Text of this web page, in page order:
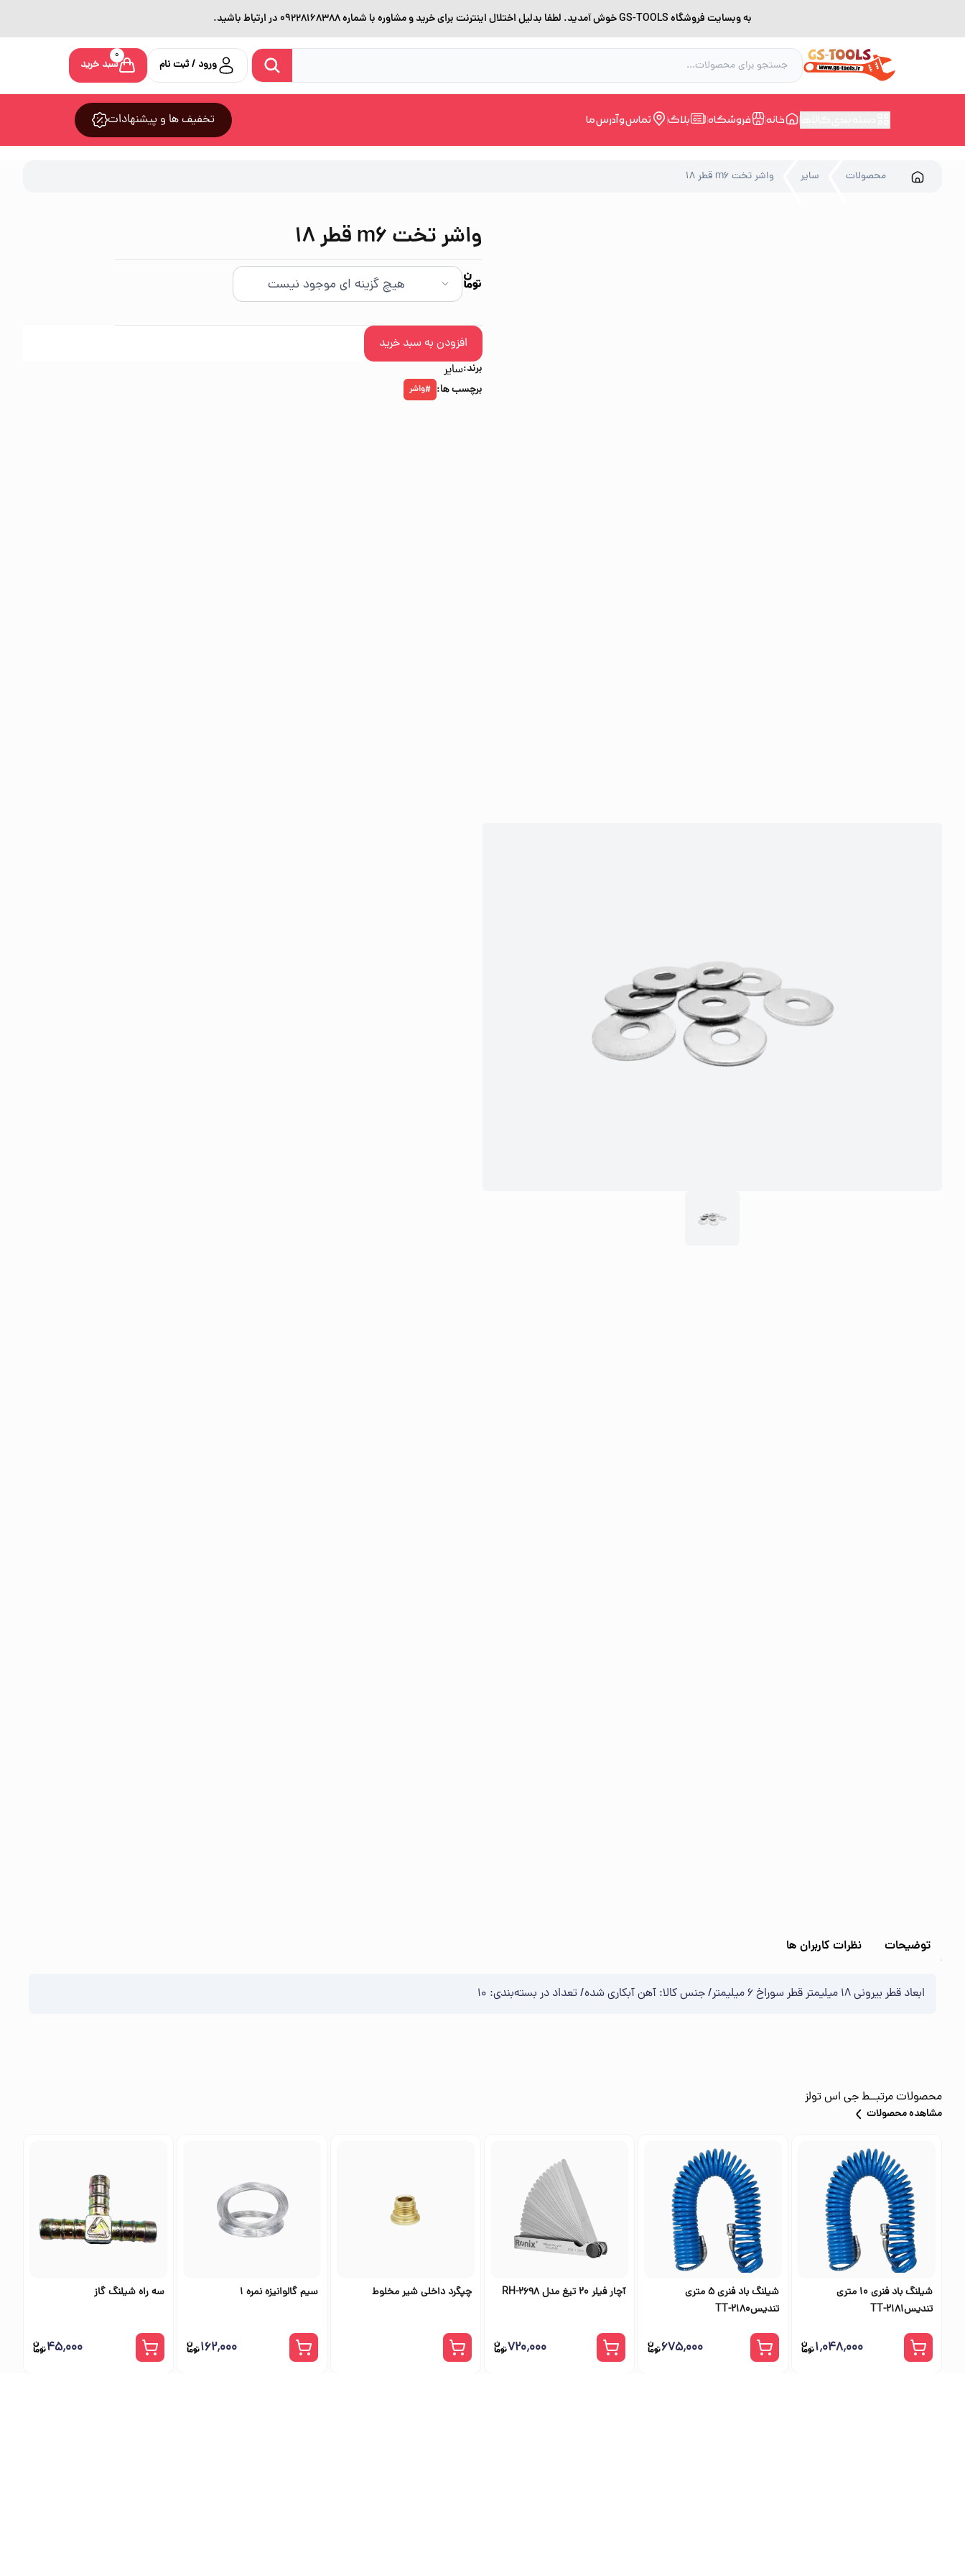
به وبسایت فروشگاه GS-TOOLS خوش آمدید. لطفا بدلیل اختلال اینترنت برای خرید و مشاوره با شماره 09228168388 در ارتباط باشید.
ورود / ثبت نام
0
سبد خرید
خانه فروشگاه بلاگ تماس و آدرس ما تخفیف ها و پیشنهادات
محصولات سایر واشر تخت m6 قطر 18
واشر تخت m6 قطر 18
افزودن به سبد خرید
برند:سایر
برچسب ها: #واشر
توضیحات نظرات کاربران ها
ابعاد قطر بیرونی 18 میلیمتر قطر سوراخ 6 میلیمتر/ جنس کالا: آهن آبکاری شده/ تعداد در بسته‌بندی: 10
محصولات مرتبــطجی اس تولز
مشاهده محصولات
شیلنگ باد فنری 10 متری
تندیسTT-2181
۱٬۰۴۸٬۰۰۰
شیلنگ باد فنری 5 متری
تندیسTT-2180
۶۷۵٬۰۰۰
آچار فیلر 20 تیغ مدل RH-2698
۷۲۰٬۰۰۰
چپگرد داخلی شیر مخلوط سیم گالوانیزه نمره 1
۱۶۲٬۰۰۰
سه راه شیلنگ گاز
۴۵٬۰۰۰